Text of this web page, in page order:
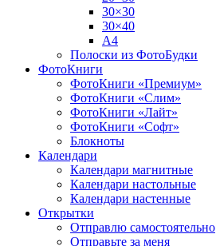
30×30
30×40
A4
Полоски из ФотоБудки
ФотоКниги
ФотоКниги «Премиум»
ФотоКниги «Слим»
ФотоКниги «Лайт»
ФотоКниги «Софт»
Блокноты
Календари
Календари магнитные
Календари настольные
Календари настенные
Открытки
Отправлю самостоятельно
Отправьте за меня